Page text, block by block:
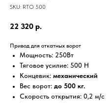
SKU: RTO 500
22 320 р.
Привод для откатных ворот
Мощность: 250Вт
Тяговое усилие: 500 Н
Концевик: механический
Вес ворот: до 500 кг.
Скорость открытия: 0,2 м/с